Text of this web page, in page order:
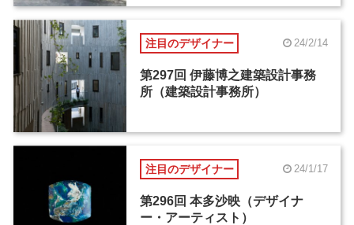
注目のデザイナー 24/2/14
第297回 伊藤博之建築設計事務
所（建築設計事務所）
注目のデザイナー 24/1/17
第296回 本多沙映（デザイナ
ー・アーティスト）